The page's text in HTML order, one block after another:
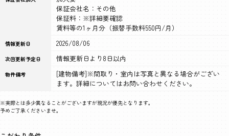
※実際とは多少異なることがございますが現況が優先となります。
予めご了承くださいませ。
保証会社名：その他
保証料：※詳細要確認
賃料等の1ヶ月分（振替手数料550円/月）
情報更新日 2026/08/06
次回更新予定日 情報更新日より8日以内
物件備考
[建物備考]※間取り・室内は写真と異なる場合がござい
ます。詳細についてはお問い合わせください。